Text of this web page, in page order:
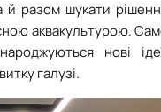
й разом шукати
аквакультурою.
нові
галузі.